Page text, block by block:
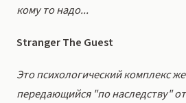
кому то надо...
Stranger The Guest
Это психологический комплекс
передающийся "по наследству"